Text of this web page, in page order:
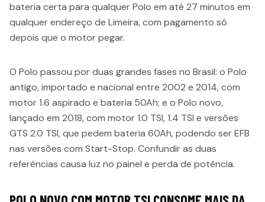
bateria certa para qualquer Polo em até 27 minutos em
qualquer endereço de Limeira, com pagamento só
depois que o motor pegar.
O Polo passou por duas grandes fases no Brasil: o Polo
antigo, importado e nacional entre 2002 e 2014, com
motor 1.6 aspirado e bateria 50Ah; e o Polo novo,
lançado em 2018, com motor 1.0 TSI, 1.4 TSI e versões
GTS 2.0 TSI, que pedem bateria 60Ah, podendo ser EFB
nas versões com Start-Stop. Confundir as duas
referências causa luz no painel e perda de potência.